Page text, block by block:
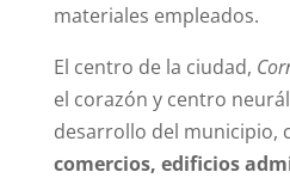
materiales empleados.
El centro de la ciudad,
el corazón y centro
desarrollo del municipio,
comercios, edificios